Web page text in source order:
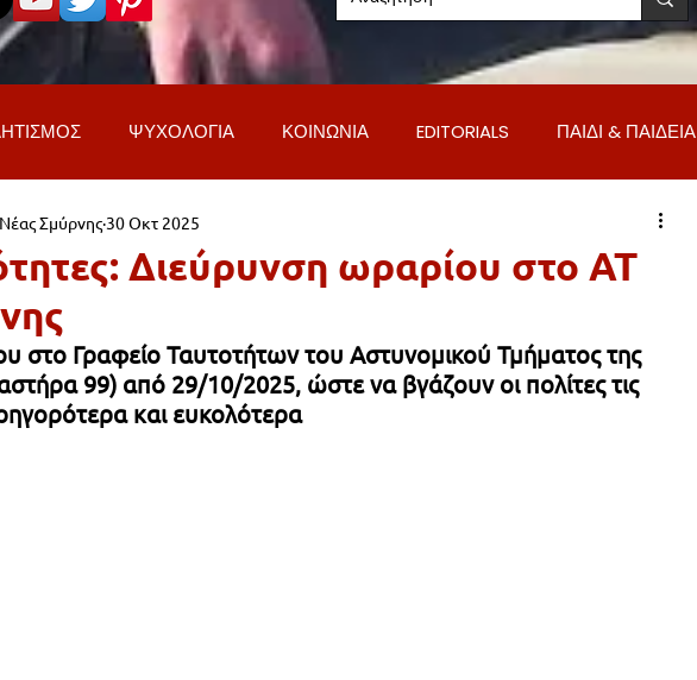
ΨΥΧΟΛΟΓΙΑ ΚΟΙΝΩΝΙΑ EDITORIALS ΠΑΙΔΙ & ΠΑΙΔΕΙΑ
& ΑΠΟΨΕΙΣ ΟΙΚΟΝΟΜΙΑ & ΑΓΟΡΑ
& ΔΡΟΜΟΙ ΕΡΓΑ & ΥΠΟΔΟΜΕΣ
Διεύρυνση ωραρίου στο ΑΤ
Σμύρνης 30 Οκτ 2025
στο Γραφείο Ταυτοτήτων του Αστυνομικού Τμήματος της
99) από 29/10/2025, ώστε να βγάζουν οι πολίτες τις
και ευκολότερα